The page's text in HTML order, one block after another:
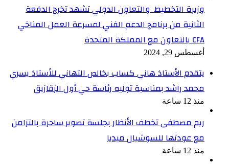
وزيرة التخطيط والتعاون الدولي تشهد تخرج الدفعة
الثانية من برنامج الدعم الفني لمسرعة العمل المناخي
CFA بالتعاون مع المملكة المتحدة
أغسطس 29, 2024
​يتقدم الأستاذ هاني كساب بخالص التهاني للأستاذ يسري
محمد راشد بمناسبة توليه رئاسة حي أول الزقازيق
منذ 12 ساعة
ريم مصطفى تخطف الأنظار بجلسة تصوير ساحرة بالتزامن
مع عودتها للسوشيال ميديا
منذ 12 ساعة